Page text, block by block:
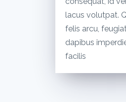
lacus volutpat.
felis arcu,
dapibus
facilis